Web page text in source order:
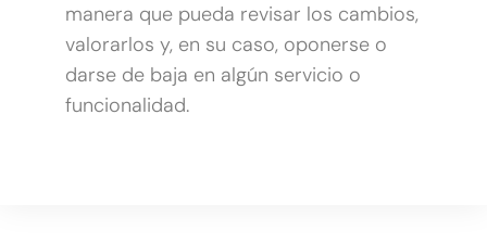
manera que pueda revisar los cambios,
valorarlos y, en su caso, oponerse o
darse de baja en algún servicio o
funcionalidad.